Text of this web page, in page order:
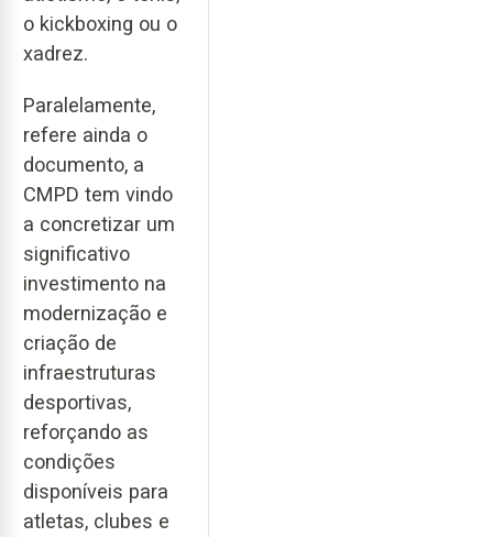
o kickboxing ou o
xadrez.
Paralelamente,
refere ainda o
documento, a
CMPD tem vindo
a concretizar um
significativo
investimento na
modernização e
criação de
infraestruturas
desportivas,
reforçando as
condições
disponíveis para
atletas, clubes e